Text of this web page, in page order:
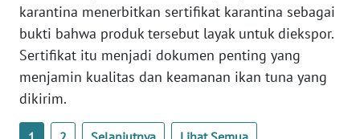
karantina menerbitkan sertifikat karantina sebagai
bukti bahwa produk tersebut layak untuk diekspor.
Sertifikat itu menjadi dokumen penting yang
menjamin kualitas dan keamanan ikan tuna yang
dikirim.
NTB
WN
SULTENG
WN